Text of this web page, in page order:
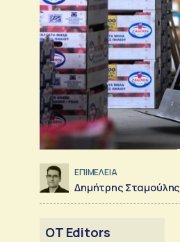
ΕΠΙΜΕΛΕΙΑ
Δημήτρης Σταμούλης
OT Editors